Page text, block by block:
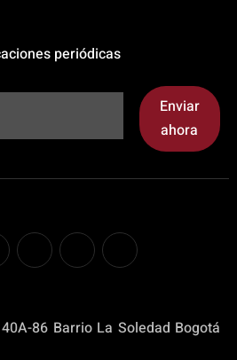
periódicas
Enviar
ahora
86 Barrio La Soledad Bogotá